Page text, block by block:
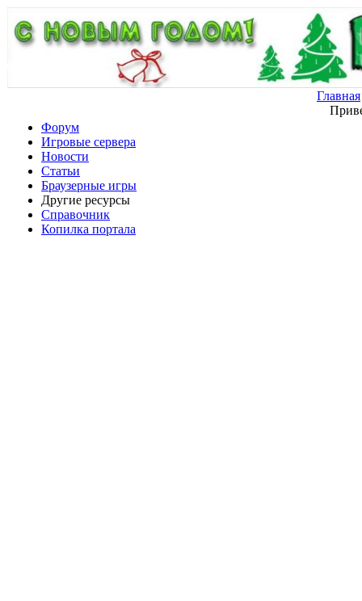
Главная
Форум
Игровые сервера
Новости
Статьи
Браузерные игры
Другие ресурсы
Справочник
Копилка портала